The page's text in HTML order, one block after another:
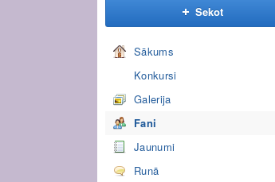
Sekot
Sākums
Konkursi
Galerija
Fani
Jaunumi
Runā